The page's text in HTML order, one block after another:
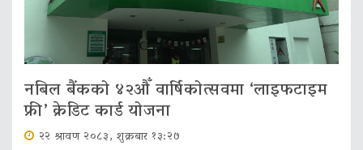
नबिल बैंकको ४२औँ वार्षिकोत्सवमा ‘लाइफटाइम
फ्री’ क्रेडिट कार्ड योजना
२२ श्रावण २०८३, शुक्रबार १३:२७